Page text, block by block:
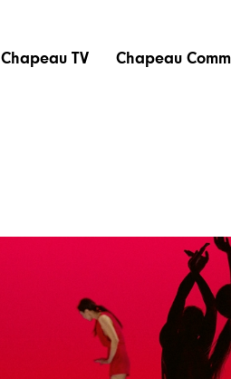
Chapeau TV Chapeau